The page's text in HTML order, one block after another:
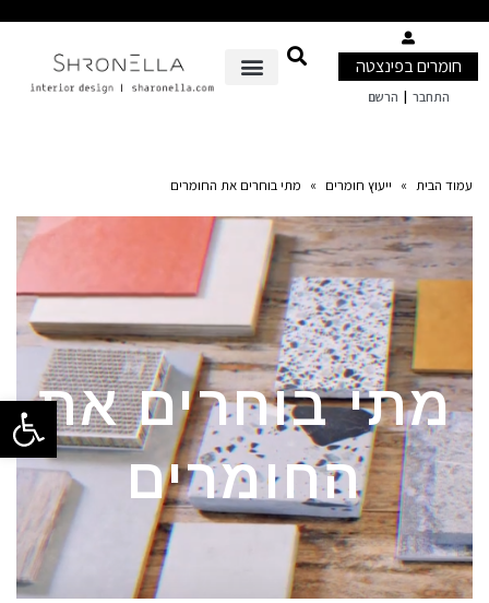
פתח
חומרים בפינצטה
התחבר | הרשם
עמוד הבית » ייעוץ חומרים » מתי בוחרים את החומרים
מתי בוחרים את
החומרים